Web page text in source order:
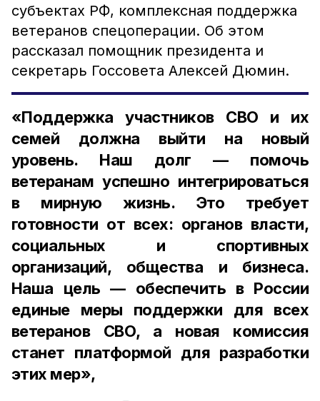
субъектах РФ, комплексная поддержка
ветеранов спецоперации. Об этом
рассказал помощник президента и
секретарь Госсовета Алексей Дюмин.
«Поддержка участников СВО и их
семей должна выйти на новый
уровень. Наш долг — помочь
ветеранам успешно интегрироваться
в мирную жизнь. Это требует
готовности от всех: органов власти,
социальных и спортивных
организаций, общества и бизнеса.
Наша цель — обеспечить в России
единые меры поддержки для всех
ветеранов СВО, а новая комиссия
станет платформой для разработки
этих мер»,